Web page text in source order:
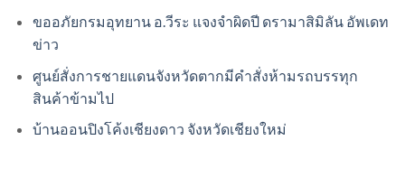
ขออภัยกรมอุทยาน อ.วีระ แจงจำผิดปี ดรามาสิมิลัน อัพเดท
ข่าว
ศูนย์สั่งการชายแดนจังหวัดตากมีคำสั่งห้ามรถบรรทุก
สินค้าข้ามไป
บ้านออนปิงโค้งเชียงดาว จังหวัดเชียงใหม่